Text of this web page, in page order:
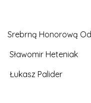
Srebrną Honorową
Sławomir Heteniak
Łukasz Palider